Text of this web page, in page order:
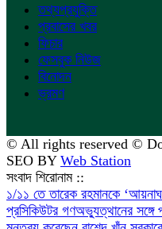
তথ্যপ্রযুক্তি
প্রবাসের খবর
ফিচার
ফেসবুক নিউজ
বিনোদন
ভ্রমণ
© All rights reserved ©
SEO BY Web Station
সংবাদ শিরোনাম ::
১/১১ তে তারেক রহমানকে
প্রসিকিউটর গণঅভ্যুত্থানের সঙ্গে